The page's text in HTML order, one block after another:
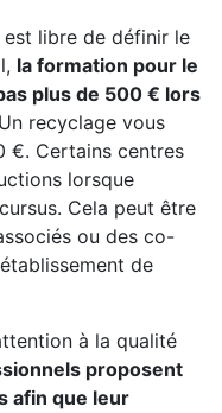
libre de définir le
la formation pour le
plus de 500 € lors
Un recyclage vous
€. Certains centres
lorsque
Cela peut être
ou des co-
de
à la qualité
proposent
afin que leur